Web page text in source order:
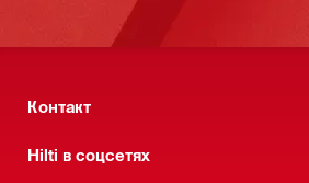
Контакт
Hilti в соцсетях